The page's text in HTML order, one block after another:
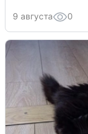
9 августа 0